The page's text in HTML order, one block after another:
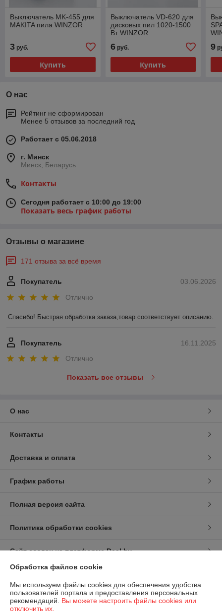
Выключатель MK-455 для
MAKITA пила WINZOR
3 руб.
Купить
Выключатель VD-620 для
дисковых пил 1020-1500
Вт WINZOR
6руб.
Купить
9
О нас
Рейтинг не сформирован
Менее 5 отзывов за последний год
Работает с 05.06.2018
г. Минск
Минск, Беларусь
Контакты
Сегодня работает с 10:00 до 19:00
Показать весь график работы
Отзывы о магазине
171 отзыва за всё время
03.06.2026
Покупатель
Отлично
Спасибо! Быстрая обработка заказа,товар соответствует описанию.
16.11.2025
Покупатель
Отлично
Показать все отзывы
О нас
Контакты
Доставка и оплата
График работы
Полная версия сайта
Политика обработки cookies
Сайт создан на платформе Deal.by
Информация для покупателя
Индивидуальный предприниматель:ИП Карпов Игорь Васильевич
г.Минск,ул.Рафиева,88-36
Обработка файлов cookie
Мы используем файлы cookies для обеспечения удобства
пользователей портала и предоставления персональных
рекомендаций. Вы можете настроить файлы cookies или
отключить их.